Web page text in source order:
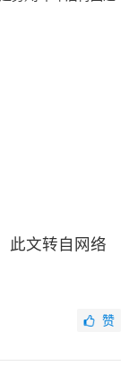
此文转自网络
赞